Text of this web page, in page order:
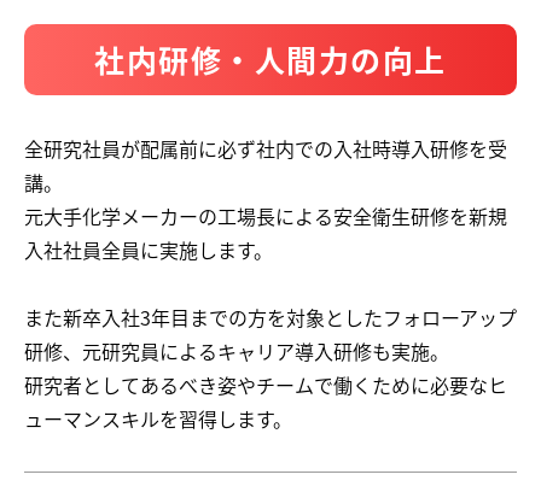
社内研修・人間力の向上
全研究社員が配属前に必ず社内での入社時導入研修を受
講。
元大手化学メーカーの工場長による安全衛生研修を新規
入社社員全員に実施します。
また新卒入社3年目までの方を対象としたフォローアップ
研修、元研究員によるキャリア導入研修も実施。
研究者としてあるべき姿やチームで働くために必要なヒ
ューマンスキルを習得します。